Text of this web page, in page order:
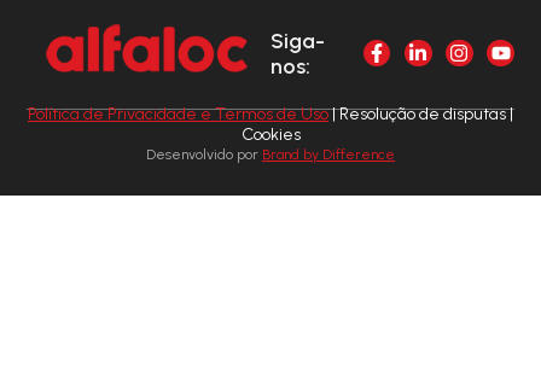
Siga-
nos:
Política de Privacidade e Termos de Uso| Resolução de disputas |
Cookies
Desenvolvido por Brand by Difference